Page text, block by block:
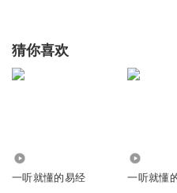
猜你喜欢
一听就懂的易经 一听就懂